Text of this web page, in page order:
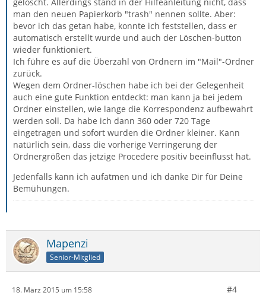
man den neuen Papierkorb "trash" nennen sollte. Aber:
bevor ich das getan habe, konnte ich feststellen, dass er
automatisch erstellt wurde und auch der Löschen-button
wieder funktioniert.
Ich führe es auf die Überzahl von Ordnern im "Mail"-Ordner
zurück.
Wegen dem Ordner-löschen habe ich bei der Gelegenheit
auch eine gute Funktion entdeckt: man kann ja bei jedem
Ordner einstellen, wie lange die Korrespondenz aufbewahrt
werden soll. Da habe ich dann 360 oder 720 Tage
eingetragen und sofort wurden die Ordner kleiner. Kann
natürlich sein, dass die vorherige Verringerung der
Ordnergrößen das jetzige Procedere positiv beeinflusst hat.
Jedenfalls kann ich aufatmen und ich danke Dir für Deine
Bemühungen.
Mapenzi
Senior-Mitglied
18. März 2015 um 15:58 #4